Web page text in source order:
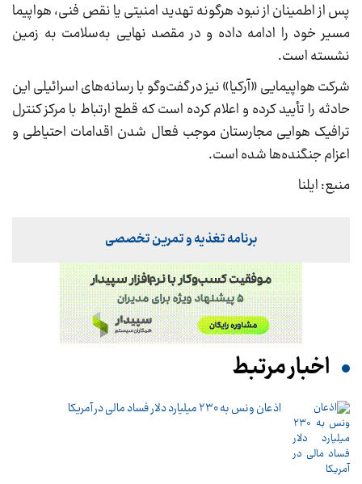
پس از اطمینان از نبود هرگونه تهدید امنیتی یا نقص فنی، هواپیما
مسیر خود را ادامه داده و در مقصد نهایی به‌سلامت به زمین
نشسته است.
شرکت هواپیمایی «آرکیا» نیز در گفت‌وگو با رسانه‌های اسرائیلی این
حادثه را تأیید کرده و اعلام کرده است که قطع ارتباط با مرکز کنترل
ترافیک هوایی مجارستان موجب فعال شدن اقدامات احتیاطی و
اعزام جنگنده‌ها شده است.
منبع: ایلنا
برنامه تغذیه و تمرین تخصصی
اخبار مرتبط
اذعان ونس به ۲۳۰ میلیارد دلار فساد مالی در آمریکا